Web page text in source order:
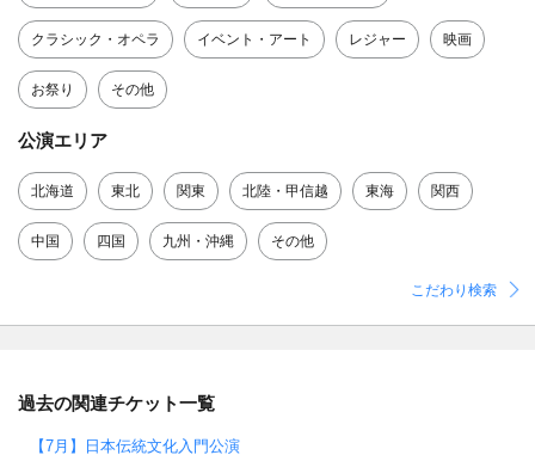
クラシック・オペラ イベント・アート レジャー 映画
お祭り その他
公演エリア
北海道 東北 関東 北陸・甲信越 東海 関西
中国 四国 九州・沖縄 その他
こだわり検索
過去の関連チケット一覧
【7月】日本伝統文化入門公演